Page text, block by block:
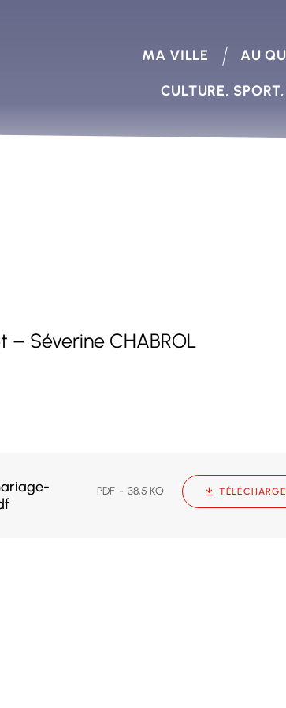
MA VILLE AU
CULTURE,
– Séverine CHABROL
PDF 38,5 KO